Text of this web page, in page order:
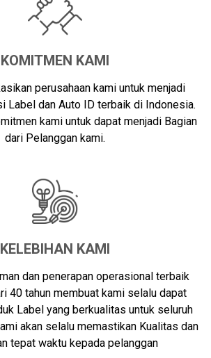
KOMITMEN KAMI
perusahaan kami untuk menjadi
Label dan Auto ID terbaik di Indonesia.
kami untuk dapat menjadi Bagian
dari Pelanggan kami.
KELEBIHAN KAMI
dan penerapan operasional terbaik
40 tahun membuat kami selalu dapat
Label yang berkualitas untuk seluruh
akan selalu memastikan Kualitas dan
tepat waktu kepada pelanggan